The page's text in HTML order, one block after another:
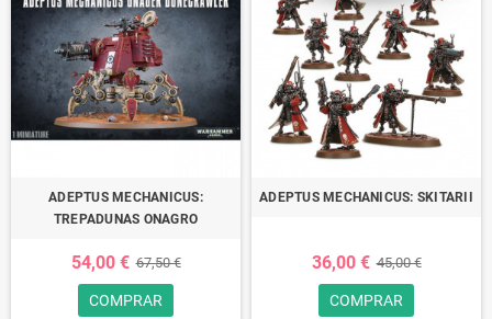
ADEPTUS MECHANICUS:
TREPADUNAS ONAGRO
54,00 € 67,50 €
COMPRAR
ADEPTUS MECHANICUS: SKITARII
36,00 € 45,00 €
COMPRAR